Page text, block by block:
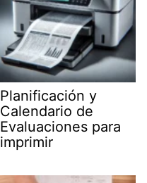
Planificación y
Calendario de
Evaluaciones para
imprimir